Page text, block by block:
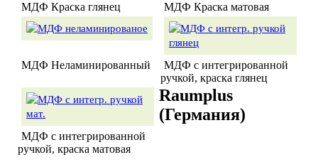
МДФ Краска глянец МДФ Краска матовая
МДФ Неламинированный
МДФ с интегрированной
ручкой, краска глянец
МДФ с интегрированной
ручкой, краска матовая
Raumplus
(Германия)